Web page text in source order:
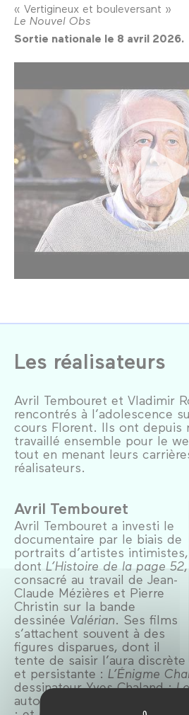
« Vertigineux et bouleversant »
Le Nouvel Obs
Sortie nationale le 8 avril 2026.
Les réalisateurs
Avril Tembouret et Vladimir
rencontrés à l’adolescence
cours Florent. Ils ont depuis
travaillé ensemble pour le
tout en menant leurs
réalisateurs.
Avril Tembouret
Avril Tembouret a investi le
documentaire par le biais de
portraits d’artistes intimistes,
dont L’Histoire de la page 52,
consacré au travail de Jean-
Claude Mézières et Pierre
Christin sur la bande
dessinée Valérian. Ses films
s’attachent souvent à des
figures disparues, dont il
tente de saisir l’aura discrète
et persistante : L’Énigme
dessinateur Yves Chaland ;
autour de la figure du